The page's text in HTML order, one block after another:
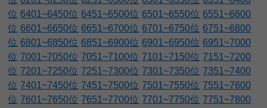
位 6401~6450位 6451~6500位 6501~6550位 6551~6600
位 6601~6650位 6651~6700位 6701~6750位 6751~6800
位 6801~6850位 6851~6900位 6901~6950位 6951~7000
位 7001~7050位 7051~7100位 7101~7150位 7151~7200
位 7201~7250位 7251~7300位 7301~7350位 7351~7400
位 7401~7450位 7451~7500位 7501~7550位 7551~7600
位 7601~7650位 7651~7700位 7701~7750位 7751~7800